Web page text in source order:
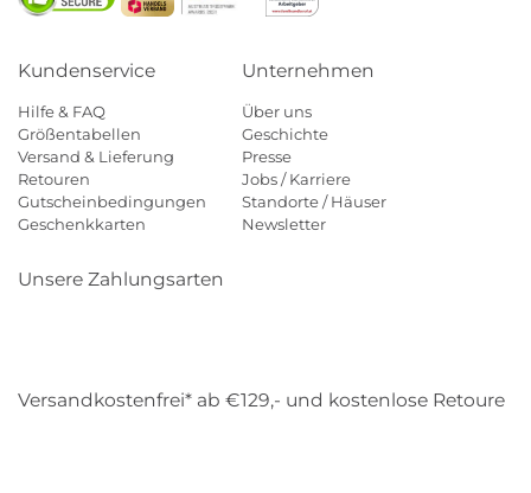
Kundenservice
Hilfe & FAQ
Größentabellen
Versand & Lieferung
Retouren
Gutscheinbedingungen
Geschenkkarten
Unternehmen
Über uns
Geschichte
Presse
Jobs / Karriere
Standorte / Häuser
Newsletter
Unsere Zahlungsarten
Versandkostenfrei* ab €129,- und kostenlose Retoure